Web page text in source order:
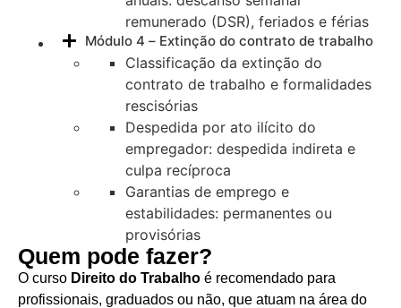
remunerado (DSR), feriados e férias
Módulo 4 – Extinção do contrato de trabalho
Classificação da extinção do
contrato de trabalho e formalidades
rescisórias
Despedida por ato ilícito do
empregador: despedida indireta e
culpa recíproca
Garantias de emprego e
estabilidades: permanentes ou
provisórias
Quem pode fazer?
O curso Direito do Trabalho é recomendado para
profissionais, graduados ou não, que atuam na área do